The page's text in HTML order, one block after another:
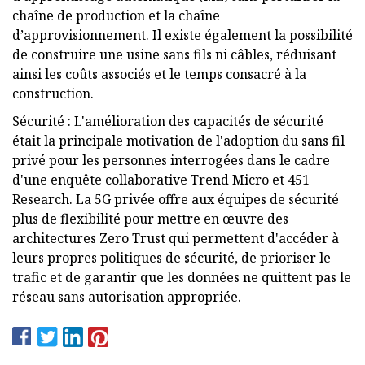
chaîne de production et la chaîne
d’approvisionnement. Il existe également la possibilité
de construire une usine sans fils ni câbles, réduisant
ainsi les coûts associés et le temps consacré à la
construction.
Sécurité : L'amélioration des capacités de sécurité
était la principale motivation de l'adoption du sans fil
privé pour les personnes interrogées dans le cadre
d'une enquête collaborative Trend Micro et 451
Research. La 5G privée offre aux équipes de sécurité
plus de flexibilité pour mettre en œuvre des
architectures Zero Trust qui permettent d'accéder à
leurs propres politiques de sécurité, de prioriser le
trafic et de garantir que les données ne quittent pas le
réseau sans autorisation appropriée.